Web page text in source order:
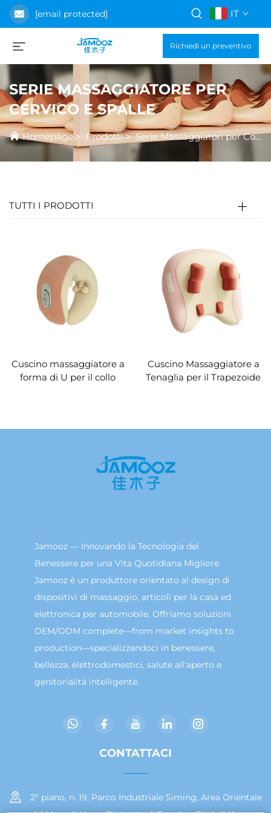
[email protected] IT
Richiedi un preventivo
SERIE MASSAGGIATORE PER
CERVICO E SPALLE
Homepage> Prodotti>Serie Massaggiatori per Collo e Spalle
TUTTI I PRODOTTI
Cuscino massaggiatore a
forma di U per il collo
Cuscino Massaggiatore a
Tenaglia per il Trapezoide
Jamooz — Innovando la Tecnologia del
Benessere per una Vita Quotidiana Migliore.
Jamooz è un produttore orientato al design di
dispositivi di massaggio, articoli per la casa ed
elettronica per automobile. Offriamo soluzioni
OEM/ODM complete—from market insights to
production—specializzandoci in benessere,
bellezza, elettrodomestici, salute all'aperto e
genitorialità intelligente.
CONTATTACI
2° piano, n. 19, Parco Industriale Siming, Area Orientale